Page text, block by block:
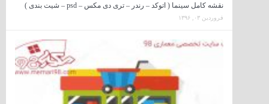
نقشه کامل سینما ( اتوکد – رندر – تری دی مکس – psd – شیت بندی )
فروردین ۰۳, ۱۳۹۶